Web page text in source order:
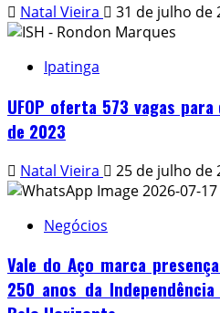
Natal Vieira 31 de julho de
Ipatinga
UFOP oferta 573 vagas
de 2023
Natal Vieira 25 de julho de
Negócios
Vale do Aço marca
250 anos da